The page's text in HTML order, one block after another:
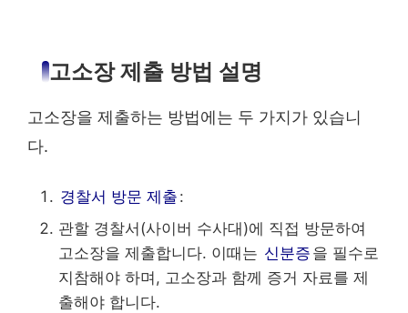
고소장 제출 방법 설명
고소장을 제출하는 방법에는 두 가지가 있습니
다.
경찰서 방문 제출 :
관할 경찰서(사이버 수사대)에 직접 방문하여
고소장을 제출합니다. 이때는 신분증 을 필수로
지참해야 하며, 고소장과 함께 증거 자료를 제
출해야 합니다.